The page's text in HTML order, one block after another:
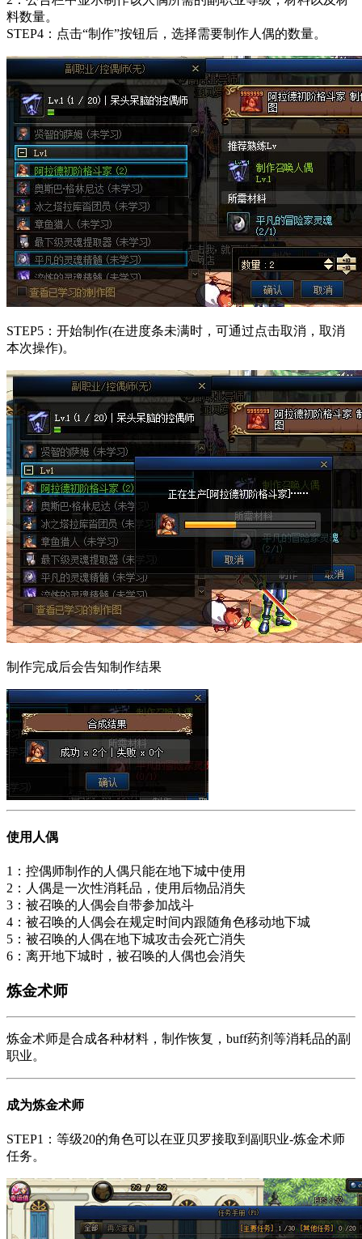
料数量。
STEP4：点击“制作”按钮后，选择需要制作人偶的数量。
STEP5：开始制作(在进度条未满时，可通过点击取消，取消
本次操作)。
制作完成后会告知制作结果
使用人偶
1：控偶师制作的人偶只能在地下城中使用
2：人偶是一次性消耗品，使用后物品消失
3：被召唤的人偶会自带参加战斗
4：被召唤的人偶会在规定时间内跟随角色移动地下城
5：被召唤的人偶在地下城攻击会死亡消失
6：离开地下城时，被召唤的人偶也会消失
炼金术师
炼金术师是合成各种材料，制作恢复，buff药剂等消耗品的副
职业。
成为炼金术师
STEP1：等级20的角色可以在亚贝罗接取到副职业-炼金术师
任务。